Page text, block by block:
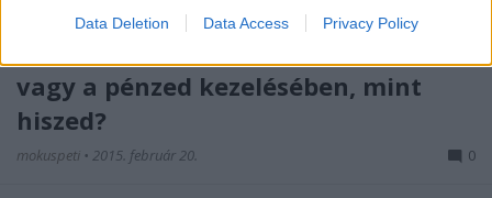
Data Deletion Data Access Privacy Policy
vagy a pénzed kezelésében, mint
hiszed?
mokuspeti • 2015. február 20. 0